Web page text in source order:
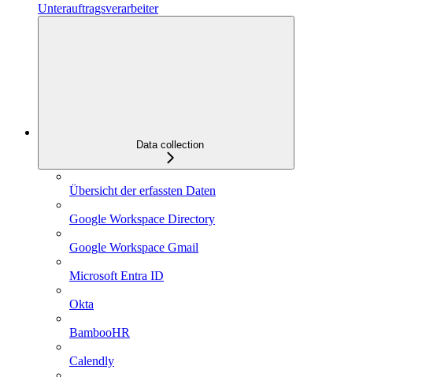
Unterauftragsverarbeiter
Data collection
Übersicht der erfassten Daten
Google Workspace Directory
Google Workspace Gmail
Microsoft Entra ID
Okta
BambooHR
Calendly